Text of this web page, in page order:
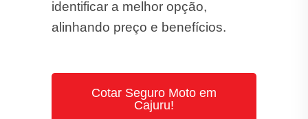
identificar a melhor opção,
alinhando preço e benefícios.
Cotar Seguro Moto em
Cajuru!